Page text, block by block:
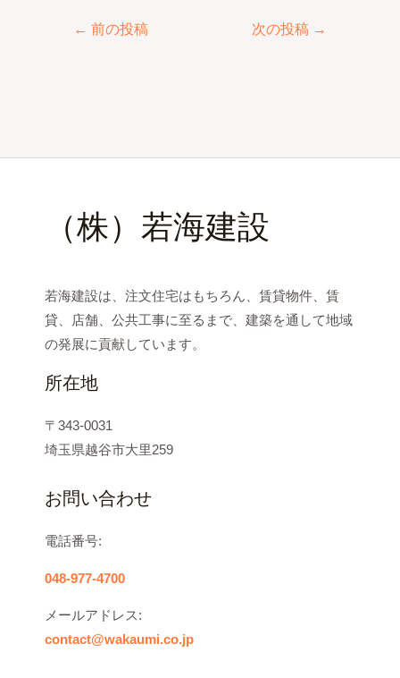
← 前の投稿 次の投稿 →
（株）若海建設
若海建設は、注文住宅はもちろん、賃貸物件、賃
貸、店舗、公共工事に至るまで、建築を通して地域
の発展に貢献しています。
所在地
〒343-0031
埼玉県越谷市大里259
お問い合わせ
電話番号:
048-977-4700
メールアドレス:
contact@wakaumi.co.jp